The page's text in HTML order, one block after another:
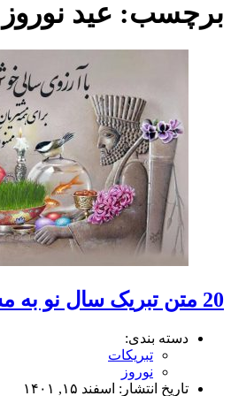
برچسب: عید
20 متن تبریک سال نو به مشتریان [عید نوروز مبارک!]
دسته بندی:
تبریکات
نوروز
تاریخ انتشار: اسفند ۱۵, ۱۴۰۱